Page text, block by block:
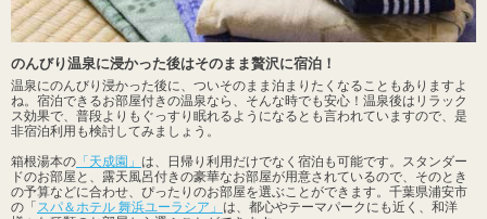
のんびり温泉に浸かった後はそのまま贅沢に宿泊！
温泉にのんびり浸かった後に、ついそのまま泊まりたくなることもありますよ
ね。宿泊できるお部屋付きの温泉なら、そんな時でも安心！温泉後はリラック
ス効果で、普段よりもぐっすり眠れるようになるとも言われていますので、是
非宿泊利用も検討してみましょう。
箱根湯本の 「天成園」 は、日帰り利用だけでなく宿泊も可能です。スタンダー
ドのお部屋と、露天風呂付きの豪華なお部屋が用意されているので、そのとき
の予算などに合わせ、ぴったりのお部屋を選ぶことができます。千葉県浦安市
の「スパ＆ホテル 舞浜ユーラシア」 は、都心やテーマパークにも近く、和洋